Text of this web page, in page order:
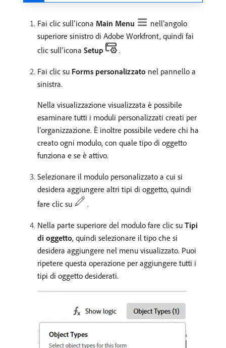
Fai clic sull’icona Main Menu
nell’angolo
superiore sinistro di Adobe Workfront, quindi fai
clic sull’icona Setup .
Fai clic su Forms personalizzato nel pannello a
sinistra.
Nella visualizzazione visualizzata è possibile
esaminare tutti i moduli personalizzati creati per
l’organizzazione. È inoltre possibile vedere chi ha
creato ogni modulo, con quale tipo di oggetto
funziona e se è attivo.
Selezionare il modulo personalizzato a cui si
desidera aggiungere altri tipi di oggetto, quindi
fare clic su
.
Nella parte superiore del modulo fare clic su Tipi
di oggetto, quindi selezionare il tipo che si
desidera aggiungere nel menu visualizzato. Puoi
ripetere questa operazione per aggiungere tutti i
tipi di oggetto desiderati.